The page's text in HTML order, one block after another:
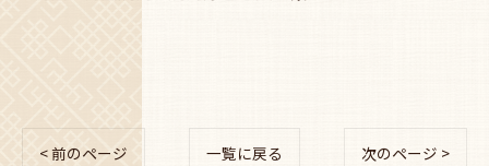
< 前のページ 一覧に戻る 次のページ >